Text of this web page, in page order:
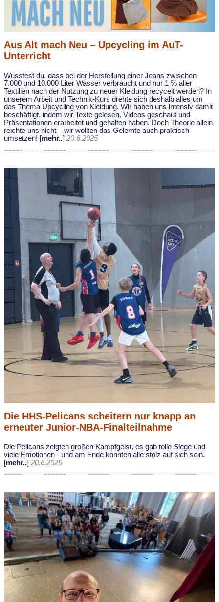
Aus Alt mach Neu – Upcycling im AuT-
Unterricht
Wusstest du, dass bei der Herstellung einer Jeans zwischen
7.000 und 10.000 Liter Wasser verbraucht und nur 1 % aller
Textilien nach der Nutzung zu neuer Kleidung recycelt werden? In
unserem Arbeit und Technik-Kurs drehte sich deshalb alles um
das Thema Upcycling von Kleidung. Wir haben uns intensiv damit
beschäftigt, indem wir Texte gelesen, Videos geschaut und
Präsentationen erarbeitet und gehalten haben. Doch Theorie allein
reichte uns nicht – wir wollten das Gelernte auch praktisch
umsetzen! [mehr..] 20.6.2025
Die HHS-Pelicans scheitern nur knapp an
erneuter Junior-NBA-Finalteilnahme
Die Pelicans zeigten großen Kampfgeist, es gab tolle Siege und
viele Emotionen - und am Ende konnten alle stolz auf sich sein.
[mehr..] 20.6.2025